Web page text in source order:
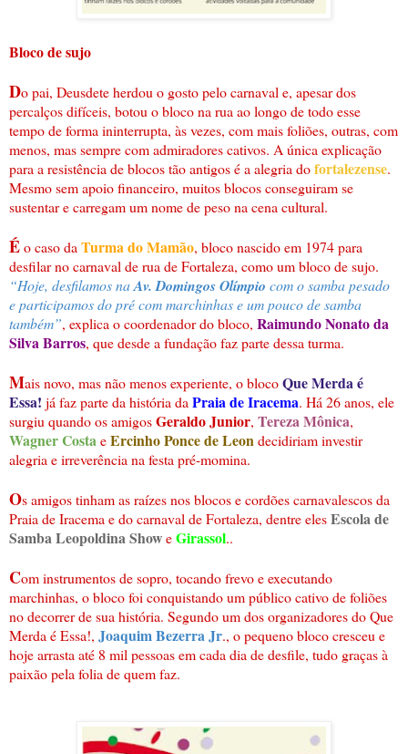
Bloco de sujo
Do pai, Deusdete herdou o gosto pelo carnaval e, apesar dos
percalços difíceis, botou o bloco na rua ao longo de todo esse
tempo de forma ininterrupta, às vezes, com mais foliões, outras, com
menos, mas sempre com admiradores cativos. A única explicação
para a resistência de blocos tão antigos é a alegria dofortalezense.
Mesmo sem apoio financeiro, muitos blocos conseguiram se
sustentar e carregam um nome de peso na cena cultural.
Éo caso daTurma do Mamão, bloco nascido em 1974 para
desfilar no carnaval de rua de Fortaleza, como um bloco de sujo.
“Hoje, desfilamos naAv. Domingos Olímpio com o samba pesado
e participamos do pré com marchinhas e um pouco de samba
também”, explica o coordenador do bloco, Raimundo Nonato da
Silva Barros, que desde a fundação faz parte dessa turma.
Mais novo, mas não menos experiente, o blocoQue Merda é
Essa! já faz parte da história daPraia de Iracema. Há 26 anos, ele
surgiu quando os amigosGeraldo Junior, Tereza Mônica,
Wagner CostaeErcinho Ponce de Leondecidiriam investir
alegria e irreverência na festa pré-momina.
Os amigos tinham as raízes nos blocos e cordões carnavalescos da
Praia de Iracema e do carnaval de Fortaleza, dentre elesEscola de
Samba Leopoldina ShoweGirassol..
Com instrumentos de sopro, tocando frevo e executando
marchinhas, o bloco foi conquistando um público cativo de foliões
no decorrer de sua história. Segundo um dos organizadores do Que
Merda é Essa!, Joaquim Bezerra Jr., o pequeno bloco cresceu e
hoje arrasta até 8 mil pessoas em cada dia de desfile, tudo graças à
paixão pela folia de quem faz.